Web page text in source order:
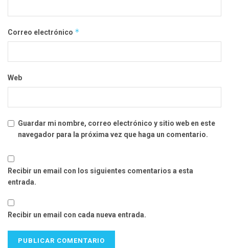
Correo electrónico *
Web
Guardar mi nombre, correo electrónico y sitio web en este
navegador para la próxima vez que haga un comentario.
Recibir un email con los siguientes comentarios a esta
entrada.
Recibir un email con cada nueva entrada.